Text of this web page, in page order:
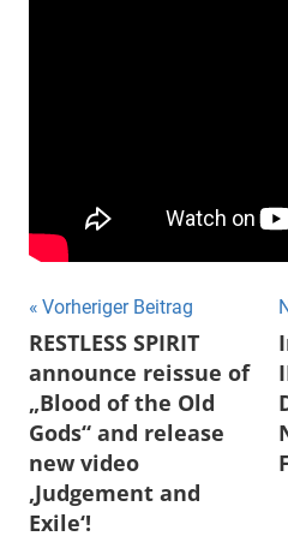
Vorheriger Beitrag
RESTLESS SPIRIT
announce reissue of
„Blood of the Old
Gods“ and release
new video
‚Judgement and
Exile‘!